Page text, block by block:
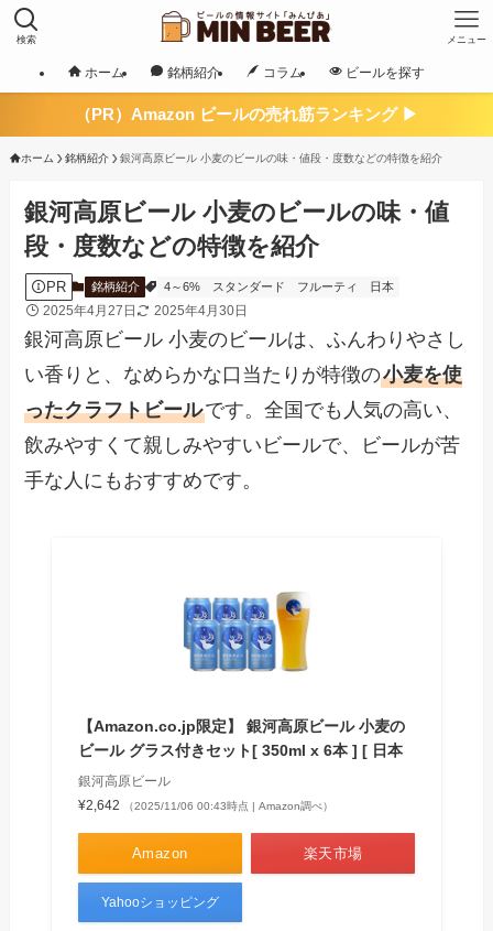
検索 メニュー
ホーム 銘柄紹介 コラム ビールを探す
（PR）Amazon ビールの売れ筋ランキング ▶
ホーム 銘柄紹介 銀河高原ビール 小麦のビールの味・値段・度数などの特徴を紹介
銀河高原ビール 小麦のビールの味・値
段・度数などの特徴を紹介
PR 銘柄紹介 4～6% スタンダード フルーティ 日本
2025年4月27日 2025年4月30日
銀河高原ビール 小麦のビールは、ふんわりやさし
い香りと、なめらかな口当たりが特徴の小麦を使
ったクラフトビールです。全国でも人気の高い、
飲みやすくて親しみやすいビールで、ビールが苦
手な人にもおすすめです。
【Amazon.co.jp限定】 銀河高原ビール 小麦の
ビール グラス付きセット[ 350ml x 6本 ] [ 日本
銀河高原ビール
¥2,642
（2025/11/06 00:43時点 | Amazon調べ）
Amazon 楽天市場
Yahooショッピング